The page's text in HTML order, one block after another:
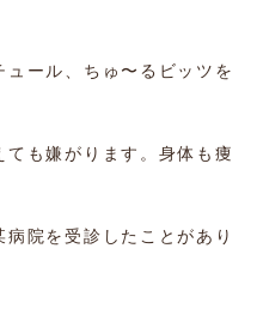
ール、ちゅ〜るビッツを
も嫌がります。身体も痩
院を受診したことがあり